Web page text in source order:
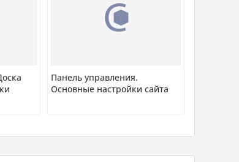
Панель управления.
Основные настройки сайта